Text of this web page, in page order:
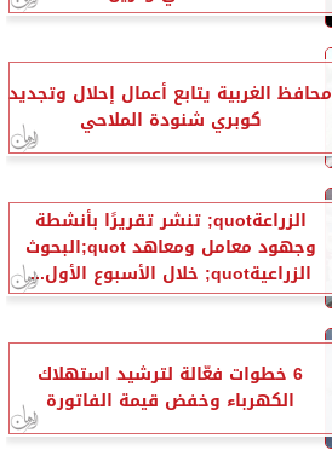
محافظ الغربية يتابع أعمال إحلال وتجديد
كوبري شنودة الملاحي
الزراعةquot; تنشر تقريرًا بأنشطة
وجهود معامل ومعاهد quot;البحوث
الزراعيةquot; خلال الأسبوع الأول...
6 خطوات فعّالة لترشيد استهلاك
الكهرباء وخفض قيمة الفاتورة